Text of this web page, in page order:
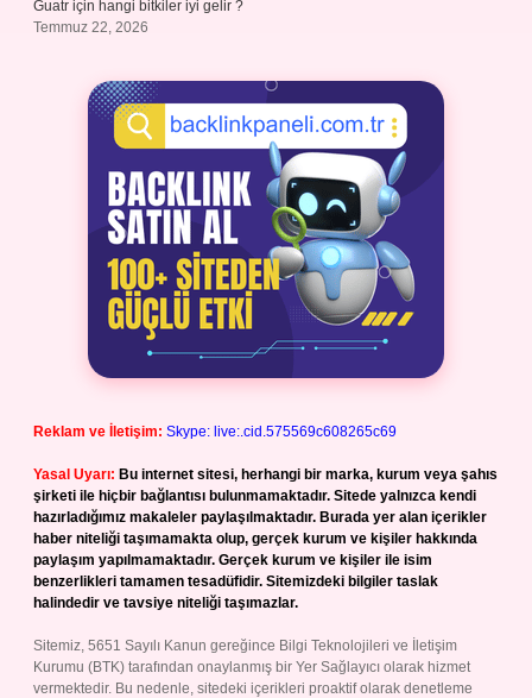
Guatr için hangi bitkiler iyi gelir ?
Temmuz 22, 2026
Reklam ve İletişim: Skype: live:.cid.575569c608265c69
Yasal Uyarı: Bu internet sitesi, herhangi bir marka, kurum veya şahıs
şirketi ile hiçbir bağlantısı bulunmamaktadır. Sitede yalnızca kendi
hazırladığımız makaleler paylaşılmaktadır. Burada yer alan içerikler
haber niteliği taşımamakta olup, gerçek kurum ve kişiler hakkında
paylaşım yapılmamaktadır. Gerçek kurum ve kişiler ile isim
benzerlikleri tamamen tesadüfidir. Sitemizdeki bilgiler taslak
halindedir ve tavsiye niteliği taşımazlar.
Sitemiz, 5651 Sayılı Kanun gereğince Bilgi Teknolojileri ve İletişim
Kurumu (BTK) tarafından onaylanmış bir Yer Sağlayıcı olarak hizmet
vermektedir. Bu nedenle, sitedeki içerikleri proaktif olarak denetleme